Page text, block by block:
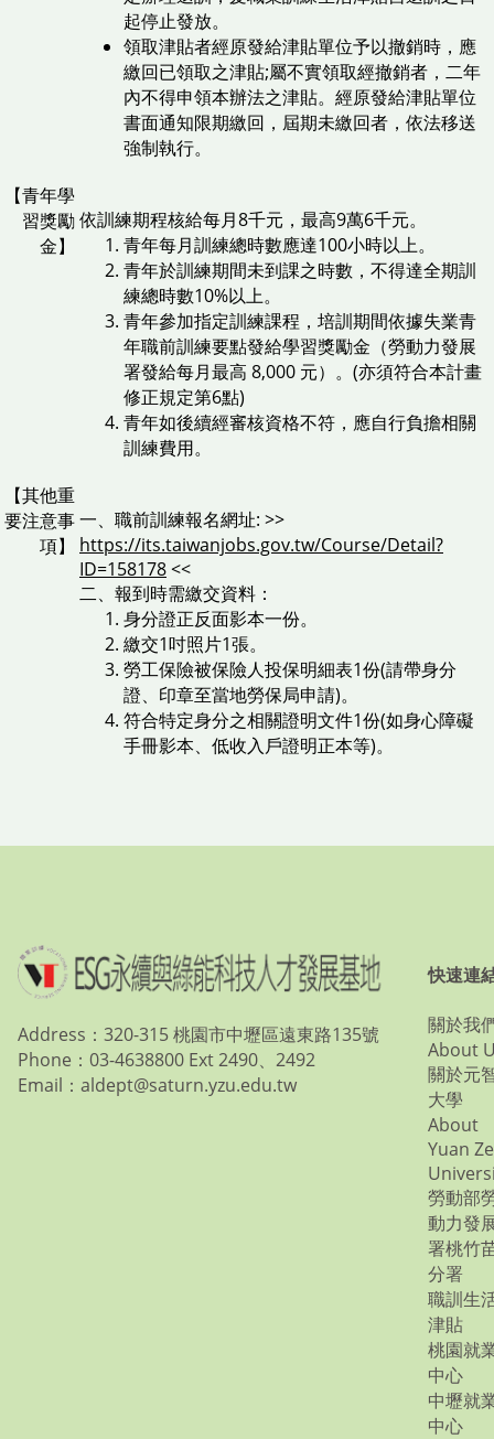
起停止發放。
領取津貼者經原發給津貼單位予以撤銷時，應
繳回已領取之津貼;屬不實領取經撤銷者，二年
內不得申領本辦法之津貼。經原發給津貼單位
書面通知限期繳回，屆期未繳回者，依法移送
強制執行。
【青年學
習獎勵
金】
依訓練期程核給每月8千元，最高9萬6千元。
青年每月訓練總時數應達100小時以上。
青年於訓練期間未到課之時數，不得達全期訓
練總時數10%以上。
青年參加指定訓練課程，培訓期間依據失業青
年職前訓練要點發給學習獎勵金（勞動力發展
署發給每月最高 8,000 元）。(亦須符合本計畫
修正規定第6點)
青年如後續經審核資格不符，應自行負擔相關
訓練費用。
【其他重
要注意事
項】
一、職前訓練報名網址: >>
https://its.taiwanjobs.gov.tw/Course/Detail?
ID=158178<<
二、報到時需繳交資料：
身分證正反面影本一份。
繳交1吋照片1張。
勞工保險被保險人投保明細表1份(請帶身分
證、印章至當地勞保局申請)。
符合特定身分之相關證明文件1份(如身心障礙
手冊影本、低收入戶證明正本等)。
Address：320-315 桃園市中壢區遠東路135號
Phone：03-4638800 Ext 2490、2492
Email：aldept@saturn.yzu.edu.tw
快速連
關於我
About
關於元
大學
About
Yuan Ze
勞動部
動力發
署桃竹
分署
職訓生
津貼
桃園就
中心
中壢就
中心